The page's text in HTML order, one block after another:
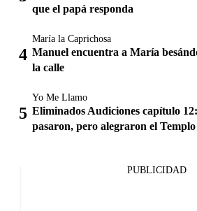
que el papá responda
María la Caprichosa
Manuel encuentra a María
la calle
Yo Me Llamo
Eliminados Audiciones capítulo
pasaron, pero alegraron el Templo
PUBLICIDAD